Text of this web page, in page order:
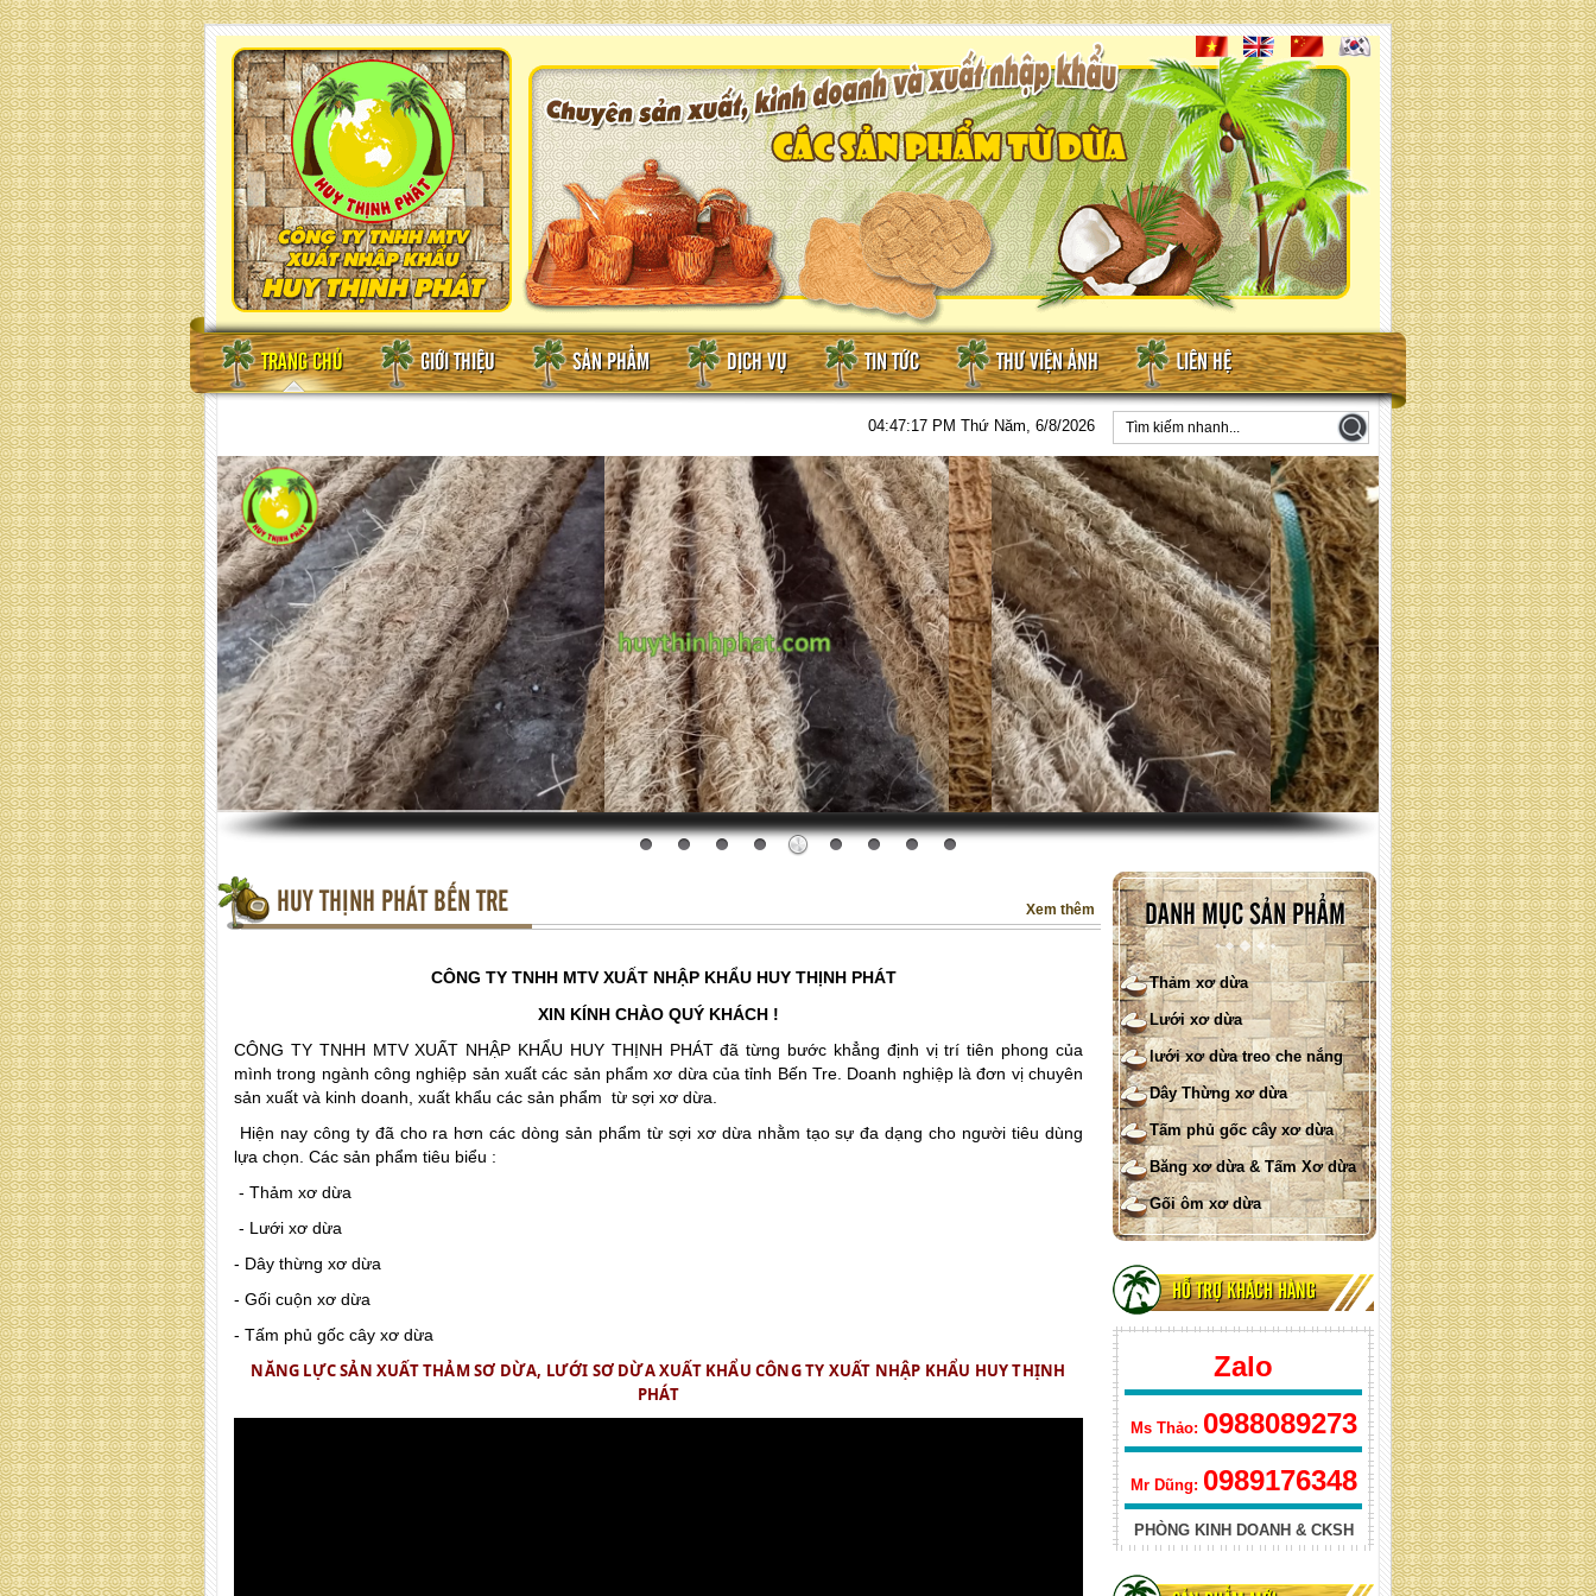
TRANG CHỦ GIỚI THIỆU SẢN PHẨM DỊCH VỤ TIN TỨC THƯ VIỆN ẢNH LIÊN HỆ
04:47:19 PM Thứ Năm, 6/8/2026
DANH MỤC SẢN PHẨM
Thảm xơ dừa
Lưới xơ dừa
lưới xơ dừa treo che nắng
Dây Thừng xơ dừa
Tấm phủ gốc cây xơ dừa
Băng xơ dừa & Tấm Xơ dừa
Gối ôm xơ dừa
HỖ TRỢ KHÁCH HÀNG
Zalo
Ms Thảo: 0988089273
Mr Dũng: 0989176348
PHÒNG KINH DOANH & CKSH
Lưới xơ dừa treo ( hình vuông)
lưới xơ dừa che nắng hình tam
giác
Lưới xơ dừa 400GSM
Lưới xơ dừa 700 GSM
lưới xơ dừa cuộn ống
Lưới xơ dừa
Băng xơ dừa ép cuộn (Quy
HUY THỊNH PHÁT BẾN TRE Xem thêm
CÔNG TY TNHH MTV XUẤT NHẬP KHẨU HUY THỊNH PHÁT
XIN KÍNH CHÀO QUÝ KHÁCH !
CÔNG TY TNHH MTV XUẤT NHẬP KHẨU HUY THỊNH PHÁT đã từng bước khẳng định vị trí tiên phong của
mình trong ngành công nghiệp sản xuất các sản phẩm xơ dừa của tỉnh Bến Tre. Doanh nghiệp là đơn vị chuyên
sản xuất và kinh doanh, xuất khẩu các sản phẩm từ sợi xơ dừa.
Hiện nay công ty đã cho ra hơn các dòng sản phẩm từ sợi xơ dừa nhằm tạo sự đa dạng cho người tiêu dùng
lựa chọn. Các sản phẩm tiêu biểu :
- Thảm xơ dừa
- Lưới xơ dừa
- Dây thừng xơ dừa
- Gối cuộn xơ dừa
- Tấm phủ gốc cây xơ dừa
NĂNG LỰC SẢN XUẤT THẢM SƠ DỪA, LƯỚI SƠ DỪA XUẤT KHẨU CÔNG TY XUẤT NHẬP KHẨU HUY THỊNH
PHÁT